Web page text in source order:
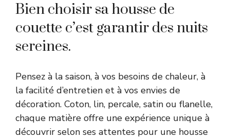
Bien choisir sa housse de
couette c’est garantir des nuits
sereines.
Pensez à la saison, à vos besoins de chaleur, à
la facilité d’entretien et à vos envies de
décoration. Coton, lin, percale, satin ou flanelle,
chaque matière offre une expérience unique à
découvrir selon ses attentes pour une housse